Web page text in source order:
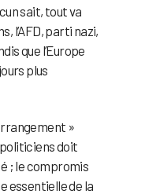
sait, tout va
l’AFD, parti nazi,
que l’Europe
plus
»
politiciens doit
; le compromis
essentielle de la